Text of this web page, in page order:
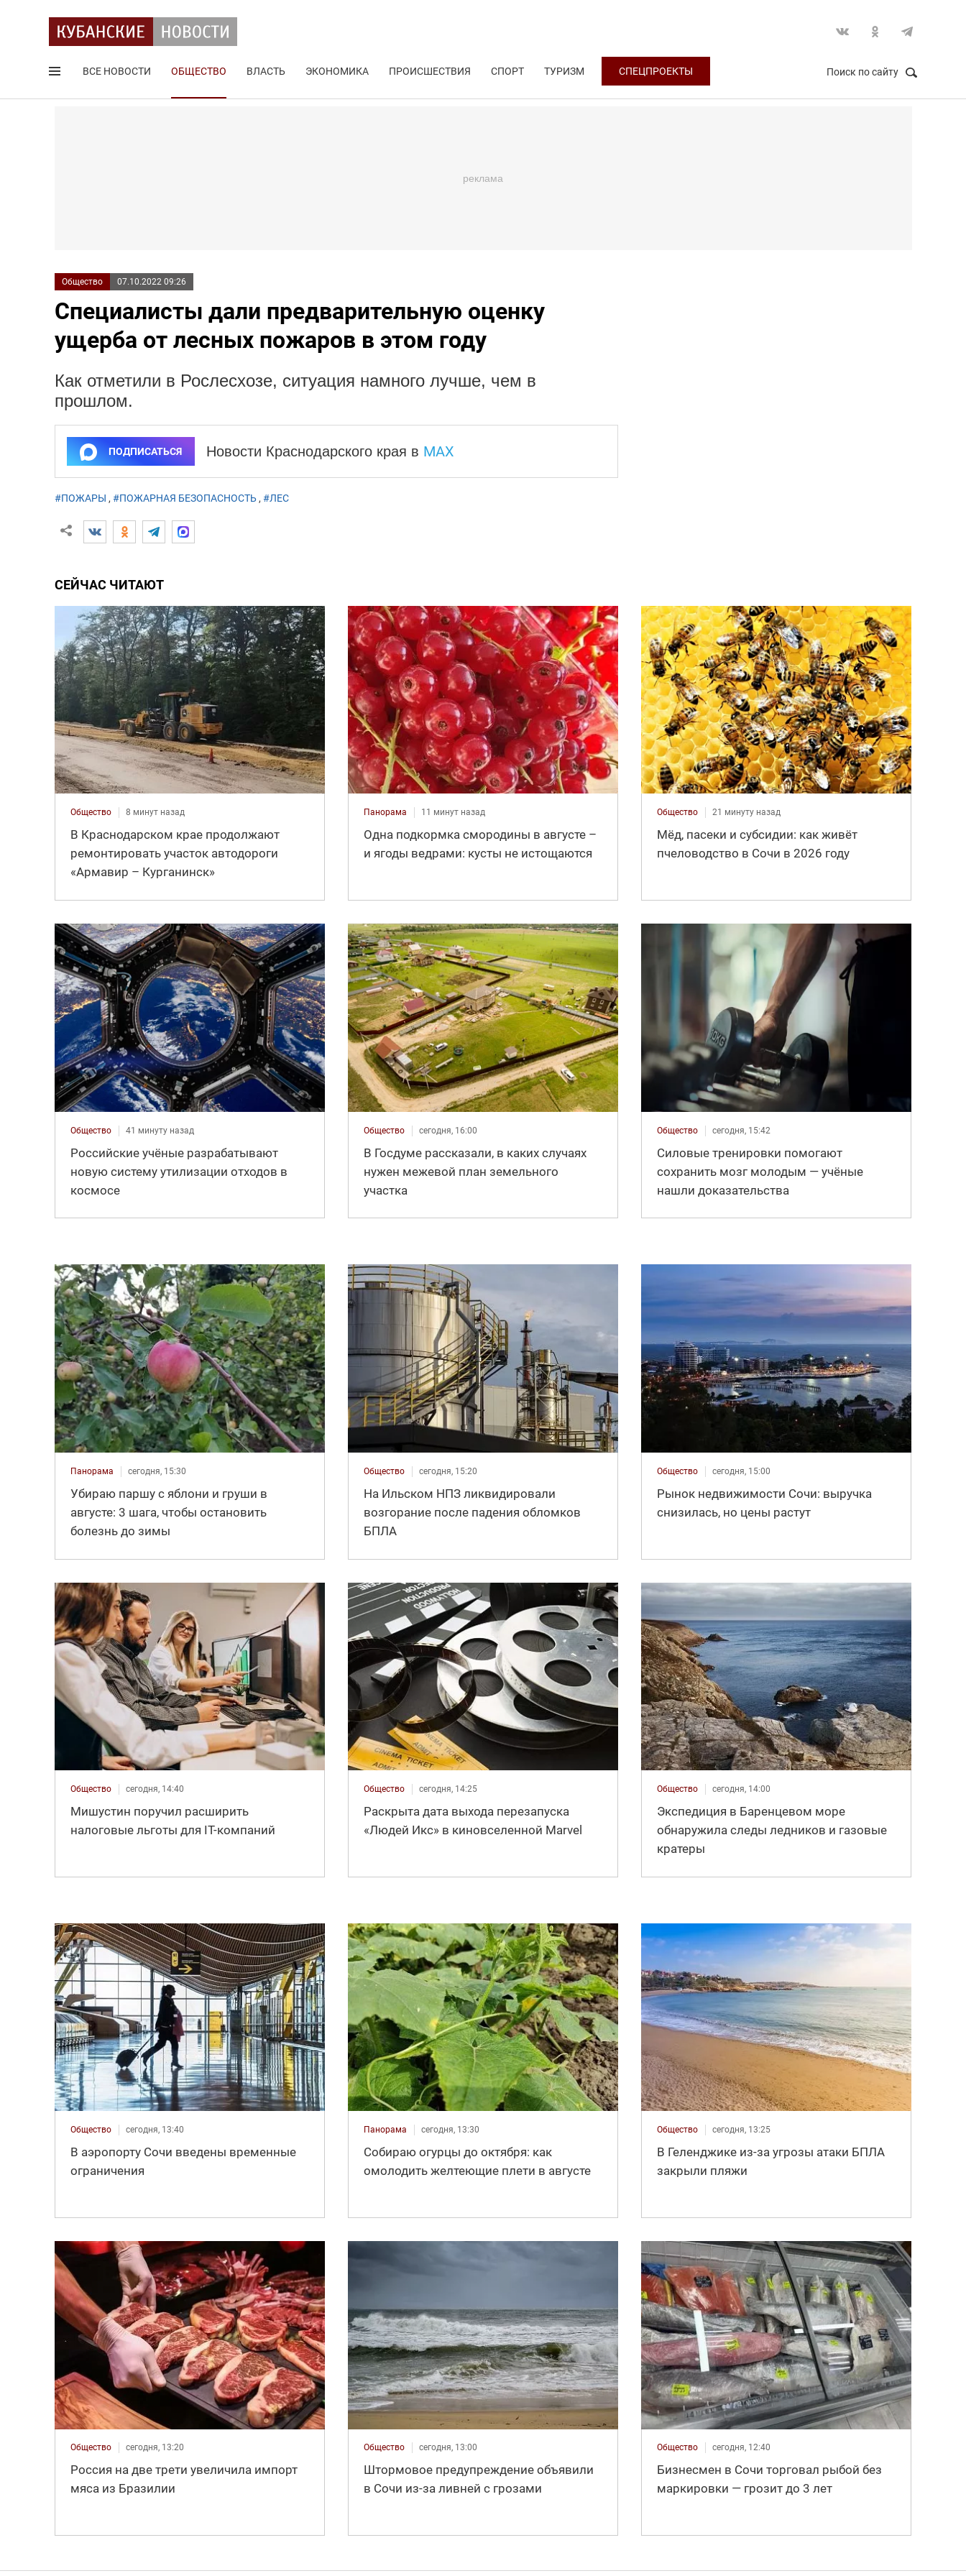
ВСЕ НОВОСТИ ОБЩЕСТВО ВЛАСТЬ ЭКОНОМИКА ПРОИСШЕСТВИЯ СПОРТ ТУРИЗМ СПЕЦПРОЕКТЫ Поиск по сайту
Общество 07.10.2022 09:26
Специалисты дали предварительную оценку
ущерба от лесных пожаров в этом году
Как отметили в Рослесхозе, ситуация намного лучше, чем в
прошлом.
ПОДПИСАТЬСЯ Новости Краснодарского края в MAX
#ПОЖАРЫ , #ПОЖАРНАЯ БЕЗОПАСНОСТЬ, #ЛЕС
СЕЙЧАС ЧИТАЮТ
Общество 8 минут назад
В Краснодарском крае продолжают
ремонтировать участок автодороги
«Армавир – Курганинск»
Панорама 11 минут назад
Одна подкормка смородины в августе –
и ягоды ведрами: кусты не истощаются
Общество 21 минуту назад
Мёд, пасеки и субсидии: как живёт
пчеловодство в Сочи в 2026 году
Общество 41 минуту назад
Российские учёные разрабатывают
новую систему утилизации отходов в
космосе
Общество сегодня, 16:00
В Госдуме рассказали, в каких случаях
нужен межевой план земельного
участка
Общество сегодня, 15:42
Силовые тренировки помогают
сохранить мозг молодым — учёные
нашли доказательства
Панорама сегодня, 15:30
Убираю паршу с яблони и груши в
августе: 3 шага, чтобы остановить
болезнь до зимы
Общество сегодня, 15:20
На Ильском НПЗ ликвидировали
возгорание после падения обломков
БПЛА
Общество сегодня, 15:00
Рынок недвижимости Сочи: выручка
снизилась, но цены растут
Общество сегодня, 14:40
Мишустин поручил расширить
налоговые льготы для IT-компаний
Общество сегодня, 14:25
Раскрыта дата выхода перезапуска
«Людей Икс» в киновселенной Marvel
Общество сегодня, 14:00
Экспедиция в Баренцевом море
обнаружила следы ледников и газовые
кратеры
Общество сегодня, 13:40
В аэропорту Сочи введены временные
ограничения
Панорама сегодня, 13:30
Собираю огурцы до октября: как
омолодить желтеющие плети в августе
Общество сегодня, 13:25
В Геленджике из-за угрозы атаки БПЛА
закрыли пляжи
Общество сегодня, 13:20
Россия на две трети увеличила импорт
мяса из Бразилии
Общество сегодня, 13:00
Штормовое предупреждение объявили
в Сочи из-за ливней с грозами
Общество сегодня, 12:40
Бизнесмен в Сочи торговал рыбой без
маркировки — грозит до 3 лет